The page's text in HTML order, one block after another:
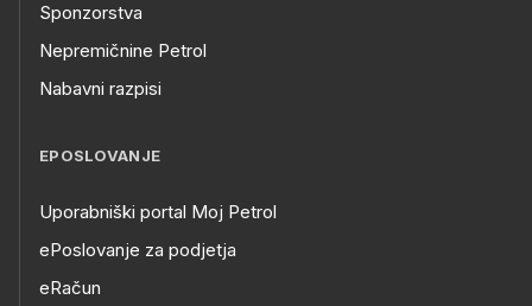
Sponzorstva
Nepremičnine Petrol
Nabavni razpisi
EPOSLOVANJE
Uporabniški portal Moj Petrol
ePoslovanje za podjetja
eRačun